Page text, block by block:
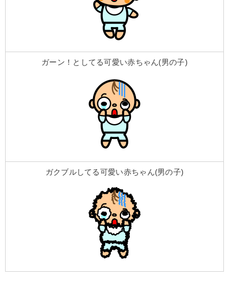
ガーン！としてる可愛い赤ちゃん(男の子)
ガクブルしてる可愛い赤ちゃん(男の子)